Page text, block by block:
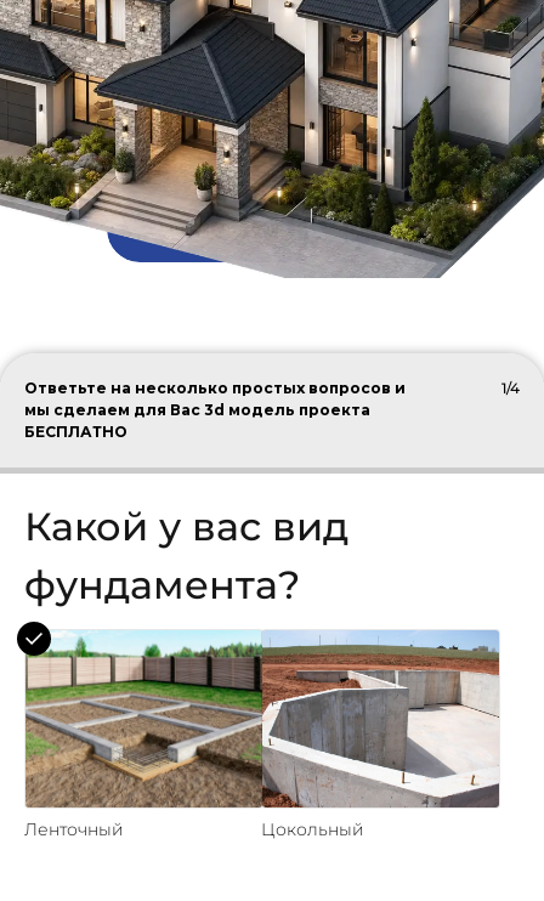
ПОДОБРАТЬ КРОВЛЮ
Ответьте на несколько простых вопросов и
мы сделаем для Вас 3d модель проекта
БЕСПЛАТНО
1/4
Какой у вас вид
фундамента?
Ленточный Цокольный